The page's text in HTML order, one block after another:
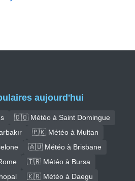
aujourd'hui
🇩🇴 Météo à Saint Domingue
🇵🇰 Météo à Multan
🇦🇺 Météo à Brisbane
🇹🇷 Météo à Bursa
🇰🇷 Météo à Daegu